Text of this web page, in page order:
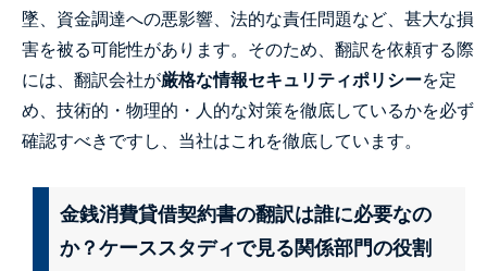
墜、資金調達への悪影響、法的な責任問題など、甚大な損
害を被る可能性があります。そのため、翻訳を依頼する際
には、翻訳会社が厳格な情報セキュリティポリシーを定
め、技術的・物理的・人的な対策を徹底しているかを必ず
確認すべきですし、当社はこれを徹底しています。
金銭消費貸借契約書の翻訳は誰に必要なの
か？ケーススタディで見る関係部門の役割